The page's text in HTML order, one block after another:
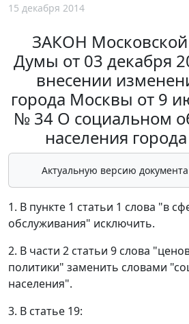
15 декабря 2014
ЗАКОН Московской
Думы от 03 декабря
внесении
города Москвы от 9
№ 34 О социальном
населения
Актуальную версию
1. В пункте 1 статьи 1 слова "в
обслуживания" исключить.
2. В части 2 статьи 9 слова
политики" заменить словами
населения".
3. В статье 19: